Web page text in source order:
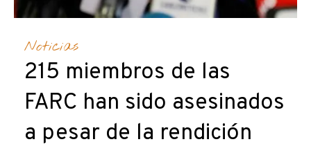
Noticias
215 miembros de las
FARC han sido asesinados
a pesar de la rendición